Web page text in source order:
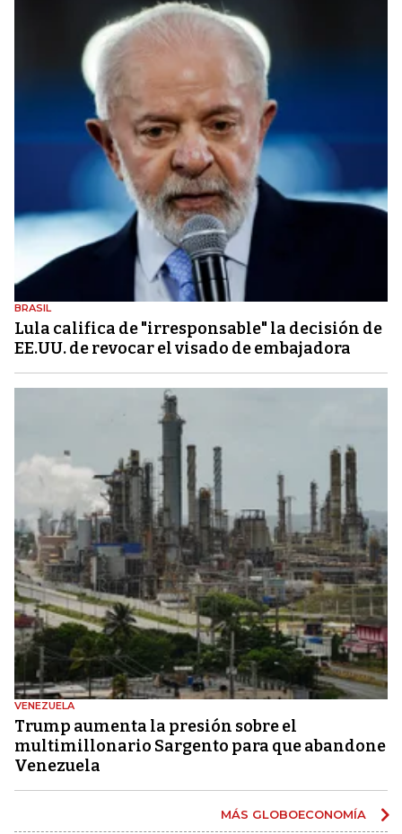
BRASIL
Lula califica de "irresponsable" la decisión de
EE.UU. de revocar el visado de embajadora
VENEZUELA
Trump aumenta la presión sobre el
multimillonario Sargento para que abandone
Venezuela
MÁS GLOBOECONOMÍA